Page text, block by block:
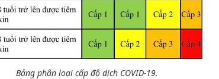
Bảng phân loại cấp độ dịch COVID-19.